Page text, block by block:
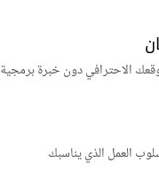
الاحترافي دون خبرة برمجية
العمل الذي يناسبك